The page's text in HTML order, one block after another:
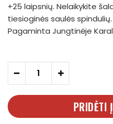
+25 laipsnių. Nelaikykite
tiesioginės saulės spindulių.
Pagaminta Jungtinėje
- +
PRIDĖTI